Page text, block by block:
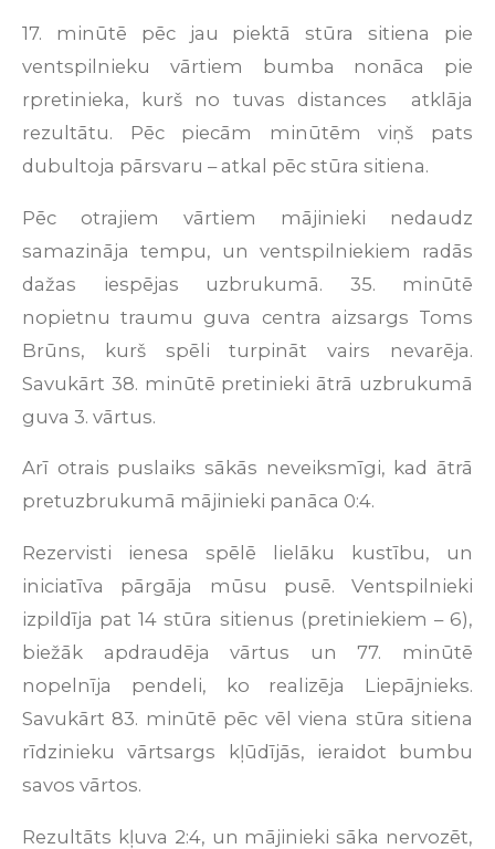
17. minūtē pēc jau piektā stūra sitiena pie
ventspilnieku vārtiem bumba nonāca pie
rpretinieka, kurš no tuvas distances atklāja
rezultātu. Pēc piecām minūtēm viņš pats
dubultoja pārsvaru – atkal pēc stūra sitiena.
Pēc otrajiem vārtiem mājinieki nedaudz
samazināja tempu, un ventspilniekiem radās
dažas iespējas uzbrukumā. 35. minūtē
nopietnu traumu guva centra aizsargs Toms
Brūns, kurš spēli turpināt vairs nevarēja.
Savukārt 38. minūtē pretinieki ātrā uzbrukumā
guva 3. vārtus.
Arī otrais puslaiks sākās neveiksmīgi, kad ātrā
pretuzbrukumā mājinieki panāca 0:4.
Rezervisti ienesa spēlē lielāku kustību, un
iniciatīva pārgāja mūsu pusē. Ventspilnieki
izpildīja pat 14 stūra sitienus (pretiniekiem – 6),
biežāk apdraudēja vārtus un 77. minūtē
nopelnīja pendeli, ko realizēja Liepājnieks.
Savukārt 83. minūtē pēc vēl viena stūra sitiena
rīdzinieku vārtsargs kļūdījās, ieraidot bumbu
savos vārtos.
Rezultāts kļuva 2:4, un mājinieki sāka nervozēt,